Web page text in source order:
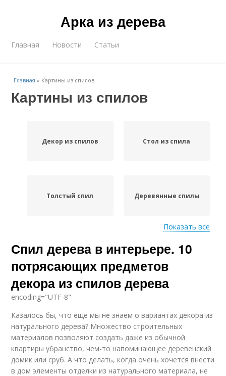
Арка из дерева
Главная Новости Статьи
Главная » Картины из спилов
Картины из спилов
Декор из спилов Стол из спила
Толстый спил Деревянные спилы
Спилы для поделок
Спил перед
покраской
Изделия из спилов
Работы с
деревянными
спилами
Показать все
Спил дерева в интерьере. 10
потрясающих предметов
декора из спилов дерева
encoding="UTF-8"
Казалось бы, что ещё мы не знаем о вариантах декора из
натурального дерева? Множество строительных
материалов позволяют создать даже из обычной
квартиры убранство, чем-то напоминающее деревенский
домик или сруб. А что делать, когда очень хочется внести
в дом элементы отделки из натурального материала, не